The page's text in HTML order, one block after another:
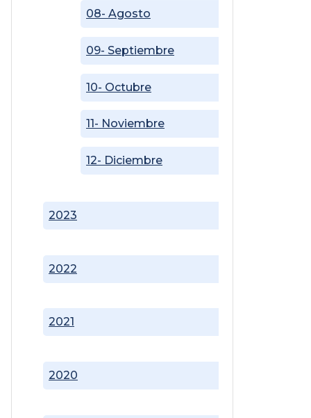
2020
2021
2022
2023
08- Agosto
09- Septiembre
10- Octubre
11- Noviembre
12- Diciembre